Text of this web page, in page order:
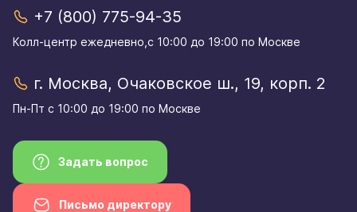
+7 (800) 775-94-35
Колл-центр eжедневно,с 10:00 до 19:00 по Москве
г. Москва, Очаковское ш., 19, корп. 2
Пн-Пт с 10:00 до 19:00 по Москве
Задать вопрос
Письмо директору